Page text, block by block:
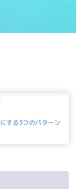
する3つのパターン